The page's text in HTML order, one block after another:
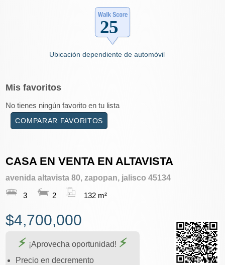
Ubicación dependiente de automóvil
Mis favoritos
No tienes ningún favorito en tu lista
COMPARAR FAVORITOS
CASA EN VENTA EN ALTAVISTA
avenida altavista 80, zapopan, jalisco 45134
3 2 132 m²
$4,700,000
¡Aprovecha oportunidad!
Precio en decremento